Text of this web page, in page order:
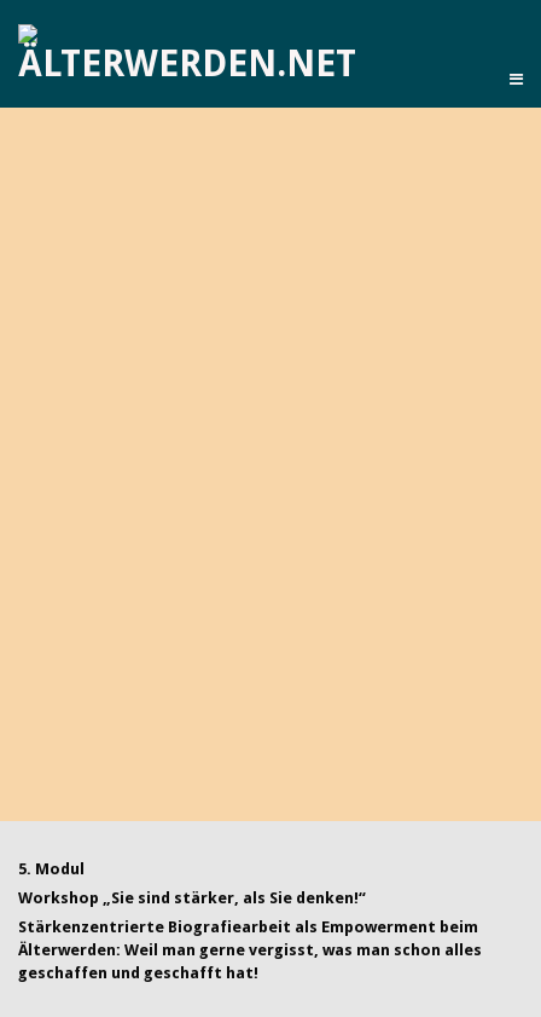
5. Modul
Workshop „Sie sind stärker, als Sie denken!“
Stärkenzentrierte Biografiearbeit als Empowerment beim
Älterwerden: Weil man gerne vergisst, was man schon alles
geschaffen und geschafft hat!